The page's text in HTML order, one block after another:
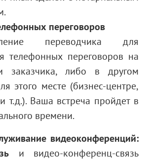
переговоров
переводчика для
телефонных переговоров на
заказчика, либо в другом
этого месте (бизнес-центре,
т.д.). Ваша встреча пройдет в
времени.
видеоконференций:
и видео-конференц-связь